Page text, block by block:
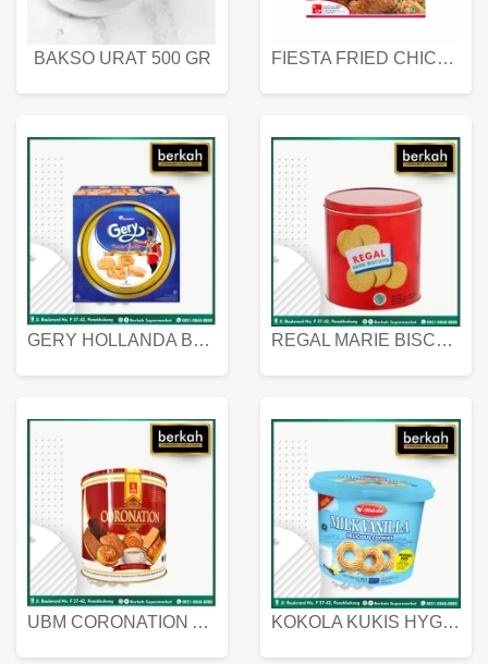
BAKSO URAT 500 GR FIESTA FRIED CHICKEN 500 GR
GERY HOLLANDA BUTTER COOKIES 450 GRAM REGAL MARIE BISCUIT KALENG 550 GRAM
UBM CORONATION ASSORTED BISKUIT KALENG 450 GRAM KOKOLA KUKIS HYGIENIC MILK VANILLA PACK 320 GR